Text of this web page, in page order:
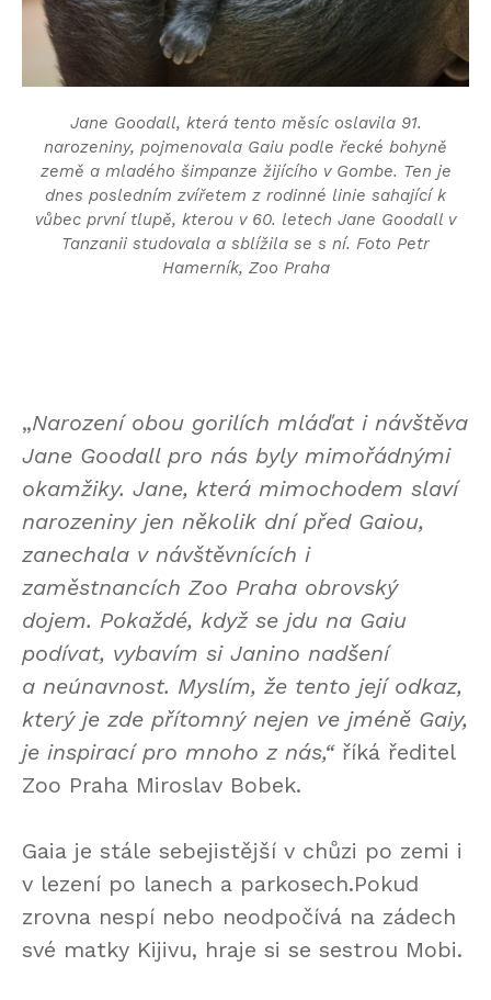
Jane Goodall, která tento měsíc oslavila 91.
narozeniny, pojmenovala Gaiu podle řecké bohyně
země a mladého šimpanze žijícího v Gombe. Ten je
dnes posledním zvířetem z rodinné linie sahající k
vůbec první tlupě, kterou v 60. letech Jane Goodall v
Tanzanii studovala a sblížila se s ní. Foto Petr
Hamerník, Zoo Praha
„Narození obou gorilích mláďat i návštěva
Jane Goodall pro nás byly mimořádnými
okamžiky. Jane, která mimochodem slaví
narozeniny jen několik dní před Gaiou,
zanechala v návštěvnících i
zaměstnancích Zoo Praha obrovský
dojem. Pokaždé, když se jdu na Gaiu
podívat, vybavím si Janino nadšení
a neúnavnost. Myslím, že tento její odkaz,
který je zde přítomný nejen ve jméně Gaiy,
je inspirací pro mnoho z nás,“říká ředitel
Zoo Praha Miroslav Bobek.
Gaia je stále sebejistější v chůzi po zemi i
v lezení po lanech a parkosech.Pokud
zrovna nespí nebo neodpočívá na zádech
své matky Kijivu, hraje si se sestrou Mobi.